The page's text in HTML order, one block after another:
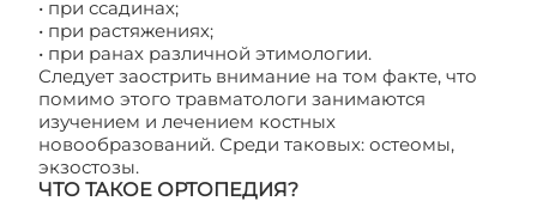
• при ссадинах;
• при растяжениях;
• при ранах различной этимологии.
Следует заострить внимание на том факте, что
помимо этого травматологи занимаются
изучением и лечением костных
новообразований. Среди таковых: остеомы,
экзостозы.
ЧТО ТАКОЕ ОРТОПЕДИЯ?